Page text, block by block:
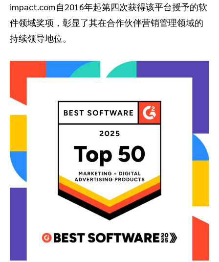
服务
PXA线上学院
impact.com自2016年起第四次获得该平台授予的软
件领域奖项，彰显了其在合作伙伴营销管理领域的
持续领导地位。